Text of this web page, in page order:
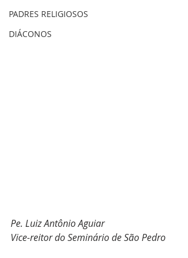
PADRES RELIGIOSOS
DIÁCONOS
Pe. Luiz Antônio Aguiar
Vice-reitor do Seminário de São Pedro